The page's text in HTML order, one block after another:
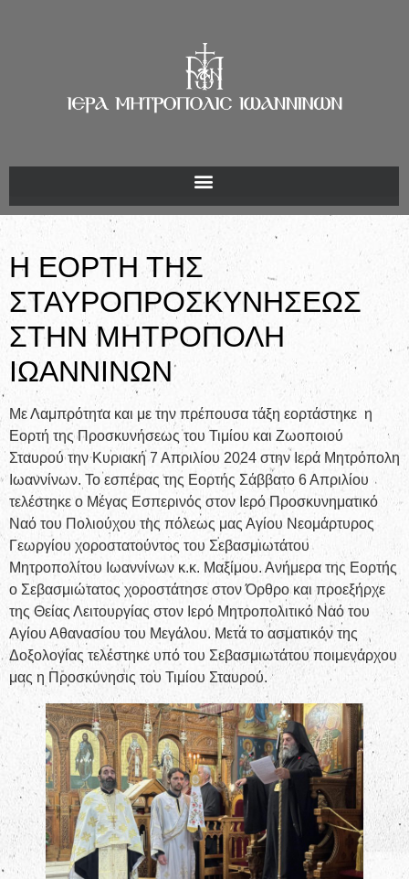
Η ΕΟΡΤΗ ΤΗΣ
ΣΤΑΥΡΟΠΡΟΣΚΥΝΗΣΕΩΣ
ΣΤΗΝ ΜΗΤΡΟΠΟΛΗ
ΙΩΑΝΝΙΝΩΝ
Με Λαμπρότητα και με την πρέπουσα τάξη εορτάστηκε η
Εορτή της Προσκυνήσεως του Τιμίου και Ζωοποιού
Σταυρού την Κυριακή 7 Απριλίου 2024 στην Ιερά Μητρόπολη
Ιωαννίνων. Το εσπέρας της Εορτής Σάββατο 6 Απριλίου
τελέστηκε ο Μέγας Εσπερινός στον Ιερό Προσκυνηματικό
Ναό του Πολιούχου της πόλεως μας Αγίου Νεομάρτυρος
Γεωργίου χοροστατούντος του Σεβασμιωτάτου
Μητροπολίτου Ιωαννίνων κ.κ. Μαξίμου. Ανήμερα της Εορτής
ο Σεβασμιώτατος χοροστάτησε στον Όρθρο και προεξήρχε
της Θείας Λειτουργίας στον Ιερό Μητροπολιτικό Ναό του
Αγίου Αθανασίου του Μεγάλου. Μετά το ασματικόν της
Δοξολογίας τελέστηκε υπό του Σεβασμιωτάτου ποιμενάρχου
μας η Προσκύνησις του Τιμίου Σταυρού.